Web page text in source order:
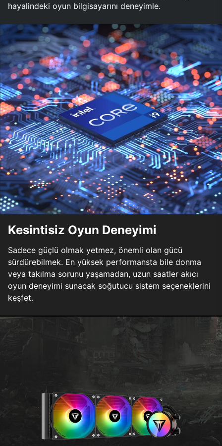
hayalindeki oyun bilgisayarını deneyimle.
Kesintisiz Oyun Deneyimi
Sadece güçlü olmak yetmez, önemli olan gücü
sürdürebilmek. En yüksek performansta bile donma
veya takılma sorunu yaşamadan, uzun saatler akıcı
oyun deneyimi sunacak soğutucu sistem seçeneklerini
keşfet.